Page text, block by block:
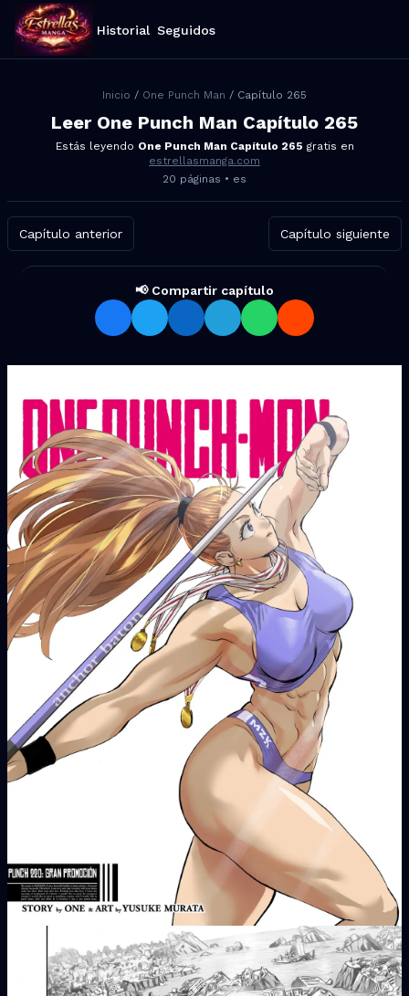
Historial Seguidos
Inicio / One Punch Man / Capítulo 265
Leer One Punch Man Capítulo 265
Estás leyendo One Punch Man Capítulo 265 gratis en
estrellasmanga.com
20 páginas • es
Capítulo anterior Capítulo siguiente
📢 Compartir capítuloCompartir One Punch Man